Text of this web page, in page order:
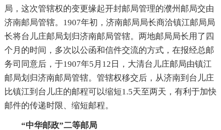
局，这次管辖权的变更缘起开封邮局管理的濮州邮局交由
济南邮局管辖。1907年初，济南邮局局长商洽镇江邮局局
长将台儿庄邮局划归济南邮局管辖。两地邮局局长用了四
个月的时间，多次以公函和信件交流的方式，在报经总邮
务司同意后，于1907年5月12日，大清台儿庄邮局由镇江
邮局划归济南邮局管辖。管辖权移交后，从济南到台儿庄
比镇江到台儿庄的邮程可以缩短1.5天至两天，有利于加快
邮件的传递时限、缩短邮程。
“中华邮政”二等邮局